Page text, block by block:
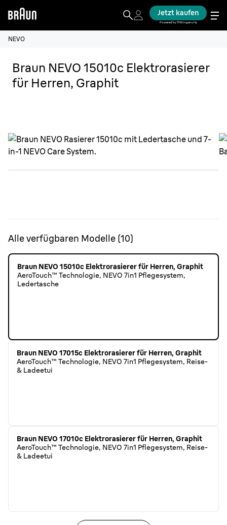
Jetzt kaufen
Powered by THG Ingenuity
NEVO
Braun NEVO 15010c Elektrorasierer
für Herren, Graphit
Alle verfügbaren Modelle (10)
Braun NEVO 15010c Elektrorasierer für Herren, Graphit
AeroTouch™ Technologie, NEVO 7in1 Pflegesystem,
Ledertasche
Braun NEVO 17015c Elektrorasierer für Herren, Graphit
AeroTouch™ Technologie, NEVO 7in1 Pflegesystem, Reise-
& Ladeetui
Braun NEVO 17010c Elektrorasierer für Herren, Graphit
AeroTouch™ Technologie, NEVO 7in1 Pflegesystem, Reise-
& Ladeetui